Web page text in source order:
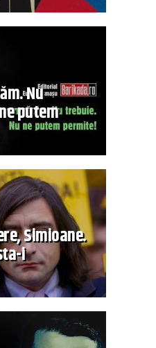
Nu
putem
Simioane.
i